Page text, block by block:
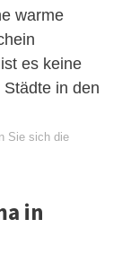
warme
es keine
in den
Sie sich die
in